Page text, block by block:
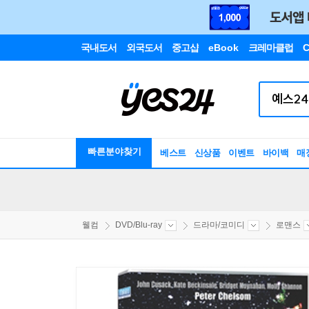
국내도서 외국도서 중고샵 eBook 크레마클럽
빠른분야찾기 베스트 신상품 이벤트 바이백 매
웰컴 DVD/Blu-ray 드라마/코미디 로맨스